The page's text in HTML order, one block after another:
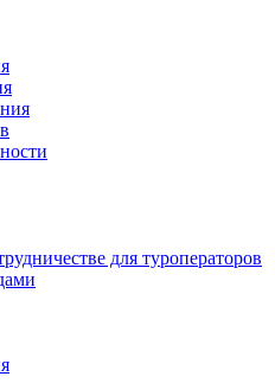
для туроператоров